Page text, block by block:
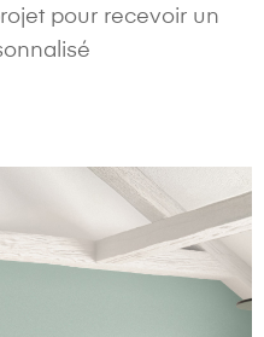
pour recevoir un